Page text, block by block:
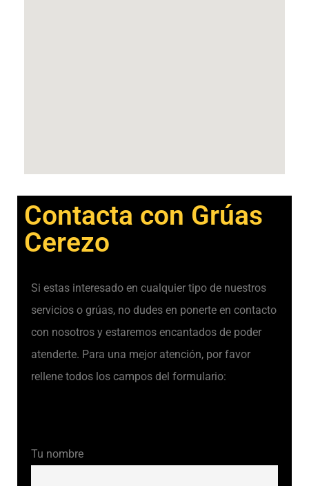
Contacta con Grúas
Cerezo
Si estas interesado en cualquier tipo de nuestros
servicios o grúas, no dudes en ponerte en contacto
con nosotros y estaremos encantados de poder
atenderte. Para una mejor atención, por favor
rellene todos los campos del formulario:
Tu nombre